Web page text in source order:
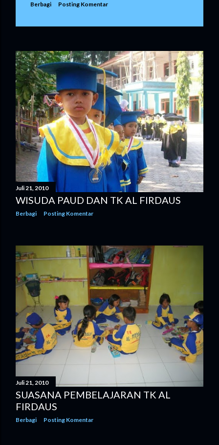
Berbagi Posting Komentar
Juli 21, 2010
WISUDA PAUD DAN TK AL FIRDAUS
Berbagi Posting Komentar
Juli 21, 2010
SUASANA PEMBELAJARAN TK AL
FIRDAUS
Berbagi Posting Komentar